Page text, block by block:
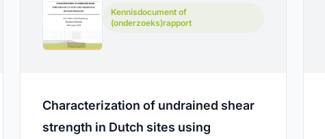
Kennisdocument of
(onderzoeks)rapport
Characterization of undrained shear
strength in Dutch sites using